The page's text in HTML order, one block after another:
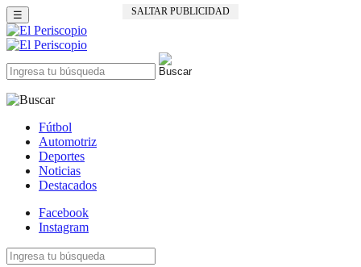
SALTAR PUBLICIDAD
☰
Fútbol
Automotriz
Deportes
Noticias
Destacados
Facebook
Instagram